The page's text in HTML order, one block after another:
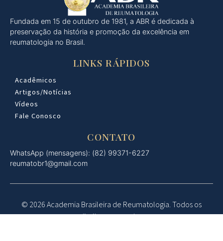
Fundada em 15 de outubro de 1981, a ABR é dedicada à
preservação da história e promoção da excelência em
reumatologia no Brasil.
LINKS RÁPIDOS
Acadêmicos
Artigos/Notícias
Vídeos
Fale Conosco
CONTATO
WhatsApp (mensagens): (82) 99371-6227
reumatobr1@gmail.com
© 2026 Academia Brasileira de Reumatologia. Todos os
direitos reservados.